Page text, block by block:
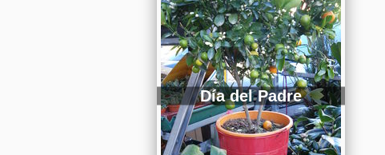
Día del Padre